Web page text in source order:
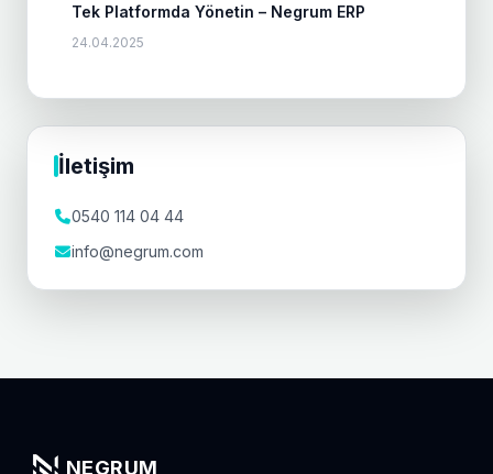
Tek Platformda Yönetin – Negrum ERP
24.04.2025
İletişim
0540 114 04 44
info@negrum.com
NEGRUM